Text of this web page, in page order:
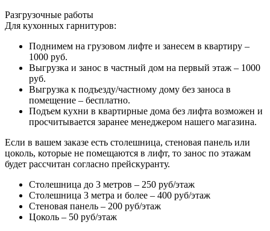
Разгрузочные работы
Для кухонных гарнитуров:
Поднимем на грузовом лифте и занесем в квартиру –
1000 руб.
Выгрузка и занос в частный дом на первый этаж – 1000
руб.
Выгрузка к подъезду/частному дому без заноса в
помещение – бесплатно.
Подъем кухни в квартирные дома без лифта возможен и
просчитывается заранее менеджером нашего магазина.
Если в вашем заказе есть столешница, стеновая панель или
цоколь, которые не помещаются в лифт, то занос по этажам
будет рассчитан согласно прейскуранту.
Столешница до 3 метров – 250 руб/этаж
Столешница 3 метра и более – 400 руб/этаж
Стеновая панель – 200 руб/этаж
Цоколь – 50 руб/этаж